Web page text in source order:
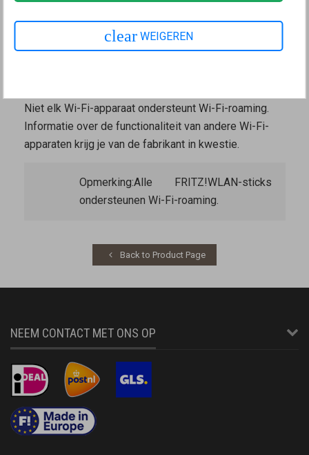
tegenstelling tot Wi-Fi-roaming kan de FRITZ!Box
actuele Wi-Fi-apparaten via
Niet elk Wi-Fi-apparaat ondersteunt Wi-Fi-roaming.
Informatie over de functionaliteit van andere Wi-Fi-
apparaten krijg je van de fabrikant in kwestie.
Opmerking:Alle FRITZ!WLAN-sticks
ondersteunen Wi-Fi-roaming.
Back to Product Page
NEEM CONTACT MET ONS OP
clear WEIGEREN